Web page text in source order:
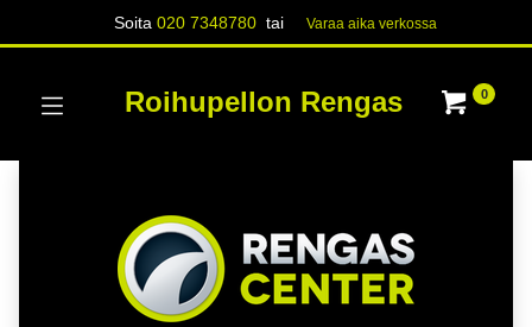
Soita020 7348780 tai Varaa aika verk​​​​ossa
Roihupellon Rengas 0